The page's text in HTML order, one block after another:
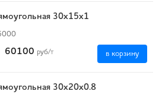
30х15х1
60100 руб/т в корзину
30х20х0.8